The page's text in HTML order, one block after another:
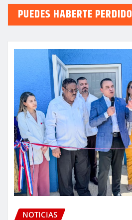
PUEDES HABERTE PERDIDO
NOTICIAS